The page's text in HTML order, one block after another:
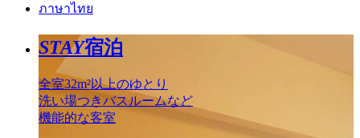
ภาษาไทย
STAY宿泊
全室32m²以上のゆとり
洗い場つきバスルームなど
機能的な客室